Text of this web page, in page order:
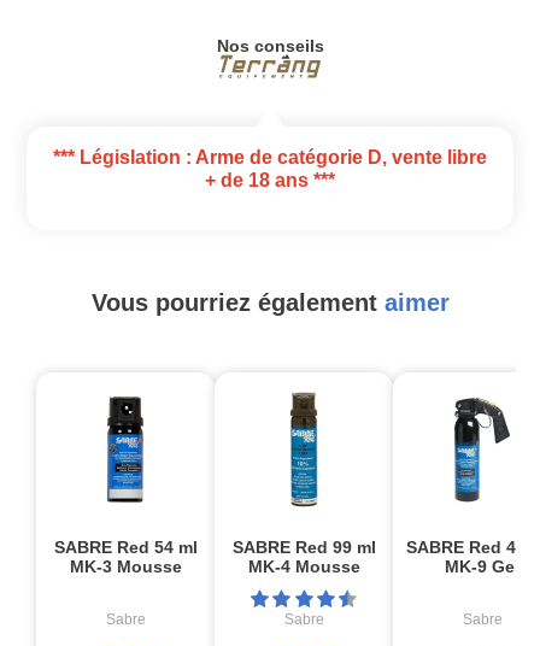
Nos conseils
*** Législation : Arme de catégorie D, vente libre
+ de 18 ans ***
Vous pourriez également aimer
SABRE Red 54 ml
MK-3 Mousse
Sabre
SABRE Red 99 ml
MK-4 Mousse
Sabre
SABRE Red 480
MK-9 Gel
Sabre